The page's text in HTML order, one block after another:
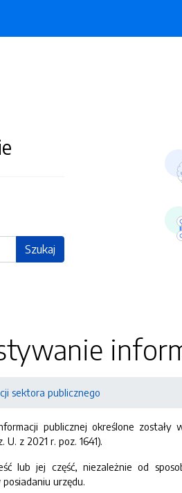
Szukaj
sektora publicznego
publicznej określone
z 2021 r. poz. 1641).
lub jej część, niezależnie od
urzędu.